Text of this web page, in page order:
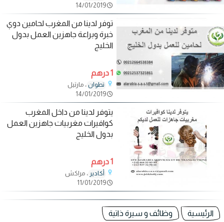
14/01/2019
توفر لدينا من المغرب لحامين دوي
خبرة وبراعة جاهزين العمل بدول
الخليج
1 درهم
تطوان ، مارتيل
14/01/2019
يتوفر لدينا من داخل المغرب
كوافيرات مغربيات جاهزين العمل
بدول الخليج
1 درهم
أكادير ، مراكش
11/01/2019
الرئيسية وظائف و سيرة ذاتية